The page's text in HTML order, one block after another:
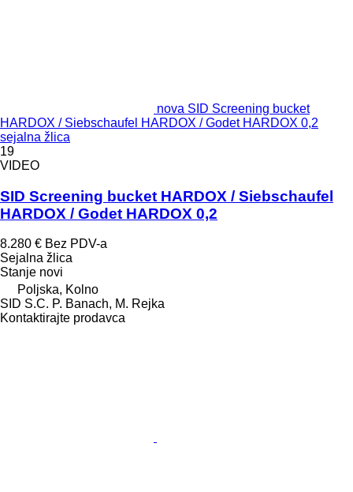
nova SID Screening bucket
HARDOX / Siebschaufel HARDOX / Godet HARDOX 0,2
sejalna žlica
19
VIDEO
SID Screening bucket HARDOX / Siebschaufel
HARDOX / Godet HARDOX 0,2
8.280 € Bez PDV-a
Sejalna žlica
Stanje novi
Poljska, Kolno
SID S.C. P. Banach, M. Rejka
Kontaktirajte prodavca